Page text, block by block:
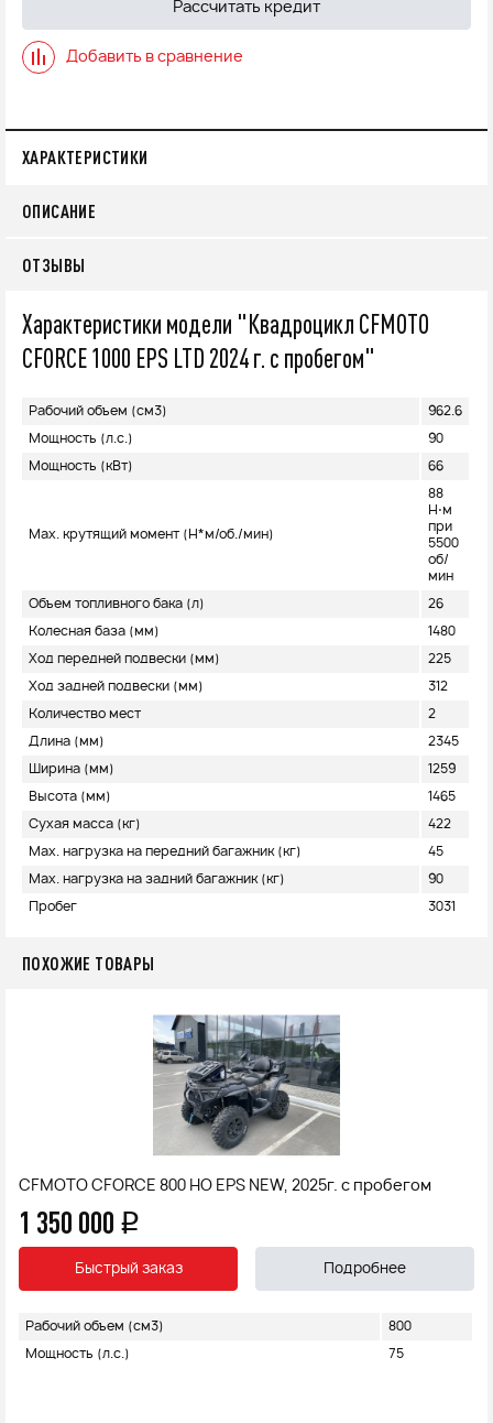
Рассчитать кредит
Добавить в сравнение
ХАРАКТЕРИСТИКИ
ОПИСАНИЕ
ОТЗЫВЫ
Характеристики модели "Квадроцикл CFMOTO
CFORCE 1000 EPS LTD 2024 г. с пробегом"
Рабочий объем (см3) 962.6
Мощность (л.с.) 90
Мощность (кВт) 66
Max. крутящий момент (H*м/об./мин)
88
Н⋅м
при
5500
об/
мин
Объем топливного бака (л) 26
Колесная база (мм) 1480
Ход передней подвески (мм) 225
Ход задней подвески (мм) 312
Количество мест 2
Длина (мм) 2345
Ширина (мм) 1259
Высота (мм) 1465
Сухая масса (кг) 422
Max. нагрузка на передний багажник (кг) 45
Max. нагрузка на задний багажник (кг) 90
Пробег 3031
ПОХОЖИЕ ТОВАРЫ
CFMOTO CFORCE 800 HO EPS NEW, 2025г. с пробегом
1 350 000 q
Быстрый заказ Подробнее
Рабочий объем (см3) 800
Мощность (л.с.) 75